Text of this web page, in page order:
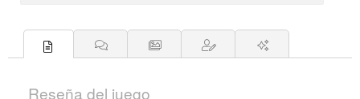
Reseña del juego